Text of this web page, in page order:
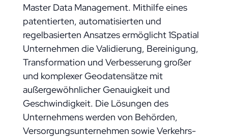
Master Data Management. Mithilfe eines
patentierten, automatisierten und
regelbasierten Ansatzes ermöglicht 1Spatial
Unternehmen die Validierung, Bereinigung,
Transformation und Verbesserung großer
und komplexer Geodatensätze mit
außergewöhnlicher Genauigkeit und
Geschwindigkeit. Die Lösungen des
Unternehmens werden von Behörden,
Versorgungsunternehmen sowie Verkehrs-